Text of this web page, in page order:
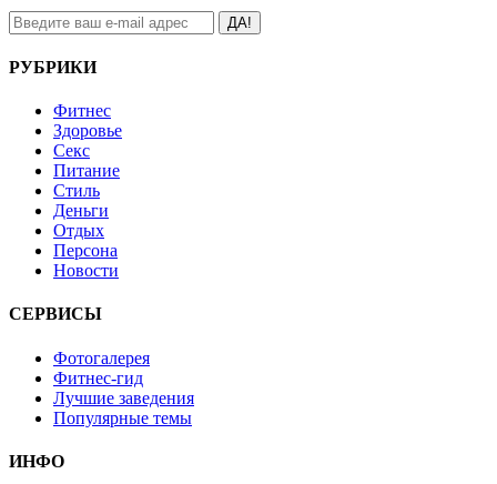
ДА!
РУБРИКИ
Фитнес
Здоровье
Секс
Питание
Стиль
Деньги
Отдых
Персона
Новости
СЕРВИСЫ
Фотогалерея
Фитнес-гид
Лучшие заведения
Популярные темы
ИНФО